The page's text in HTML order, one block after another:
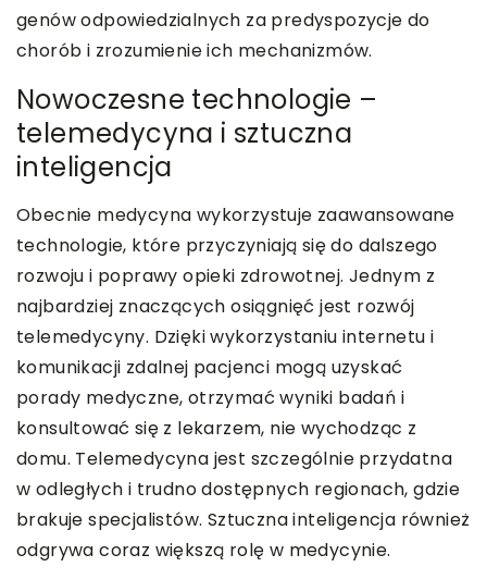
genów odpowiedzialnych za predyspozycje do
chorób i zrozumienie ich mechanizmów.
Nowoczesne technologie –
telemedycyna i sztuczna
inteligencja
Obecnie medycyna wykorzystuje zaawansowane
technologie, które przyczyniają się do dalszego
rozwoju i poprawy opieki zdrowotnej. Jednym z
najbardziej znaczących osiągnięć jest rozwój
telemedycyny. Dzięki wykorzystaniu internetu i
komunikacji zdalnej pacjenci mogą uzyskać
porady medyczne, otrzymać wyniki badań i
konsultować się z lekarzem, nie wychodząc z
domu. Telemedycyna jest szczególnie przydatna
w odległych i trudno dostępnych regionach, gdzie
brakuje specjalistów. Sztuczna inteligencja również
odgrywa coraz większą rolę w medycynie.